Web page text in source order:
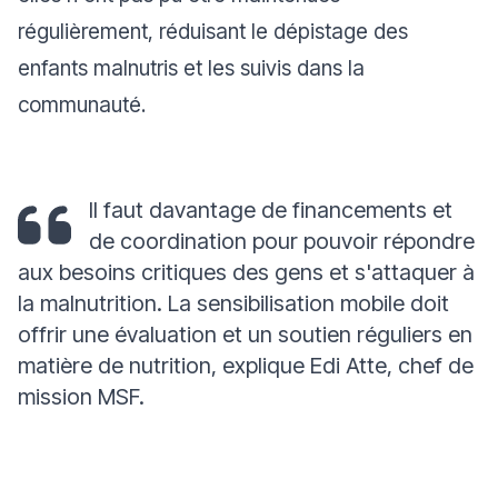
régulièrement, réduisant le dépistage des
enfants malnutris et les suivis dans la
communauté.
Il faut davantage de financements et
de coordination pour pouvoir répondre
aux besoins critiques des gens et s'attaquer à
la malnutrition. La sensibilisation mobile doit
offrir une évaluation et un soutien réguliers en
matière de nutrition, explique Edi Atte, chef de
mission MSF.